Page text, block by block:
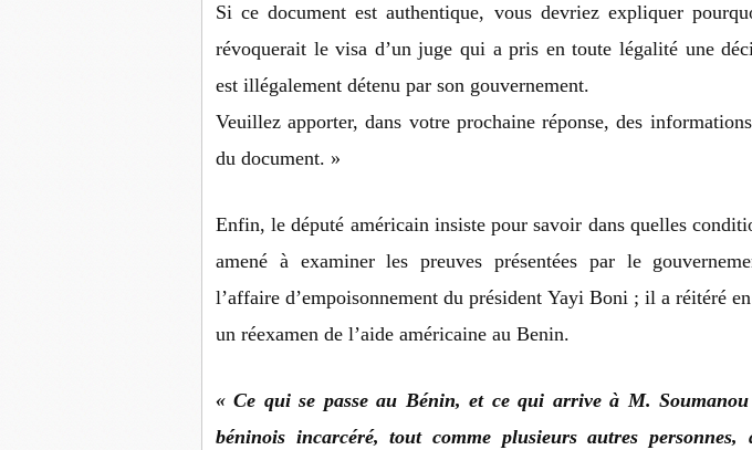
Si ce document est authentique, vous devriez expliquer
révoquerait le visa d’un juge qui a pris en toute légalité une
est illégalement détenu par son gouvernement.
Veuillez apporter, dans votre prochaine réponse, des
du document. »
Enfin, le député américain insiste pour savoir dans quelles
amené à examiner les preuves présentées par le
l’affaire d’empoisonnement du président Yayi Boni ; il a réitéré
un réexamen de l’aide américaine au Benin.
« Ce qui se passe au Bénin, et ce qui arrive à M.
béninois incarcéré, tout comme plusieurs autres personnes,